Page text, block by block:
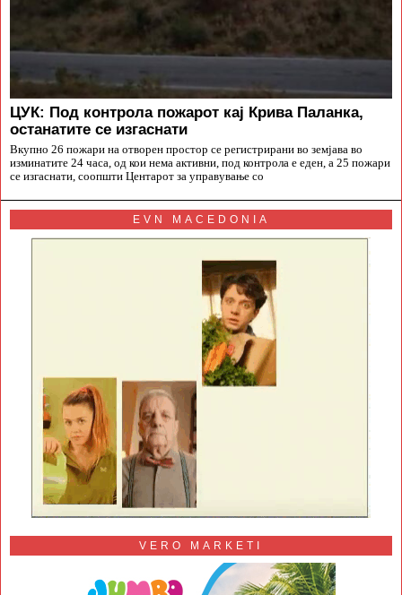
ЦУК: Под контрола пожарот кај Крива Паланка,
останатите се изгаснати
Вкупно 26 пожари на отворен простор се регистрирани во земјава во
изминатите 24 часа, од кои нема активни, под контрола е еден, а 25 пожари
се изгаснати, соопшти Центарот за управување со
EVN MACEDONIA
VERO MARKETI